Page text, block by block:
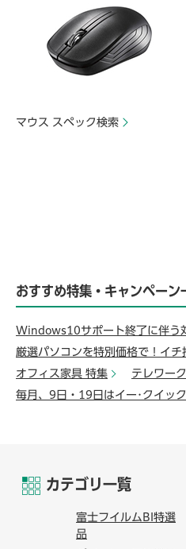
マウス スペック検索
おすすめ特集・キャンペーン
Windows10サポート終了に伴う
厳選パソコンを特別価格で！イチ
オフィス家具 特集
テレワー
毎月、9日・19日はイー･クイック
カテゴリ一覧
富士フイルムBI特選
品